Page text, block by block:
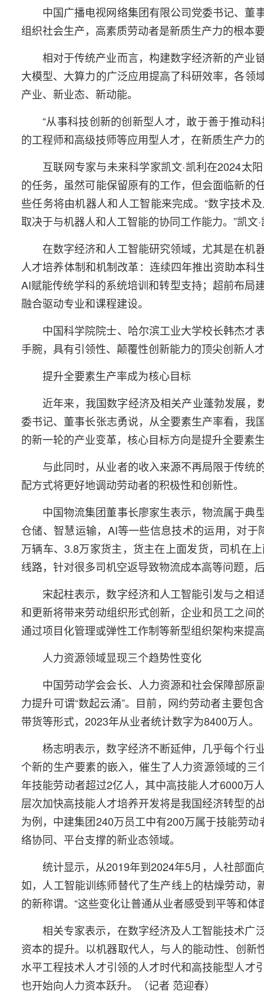
中国广播电视网络集团有限公司党委书记、董
组织社会生产，高素质劳动者是新质生产力的根本
相对于传统产业而言，构建数字经济新的产业
大模型、大算力的广泛应用提高了科研效率，各
产业、新业态、新动能。
“从事科技创新的创新型人才，敢于善于推动
的工程师和高级技师等应用型人才，在新质生产力
互联网专家与未来科学家凯文·凯利在2024太
的任务，虽然可能保留原有的工作，但会面临新
些任务将由机器人和人工智能来完成。“数字技术
取决于与机器人和人工智能的协同工作能力。”凯文
在数字经济和人工智能研究领域，尤其是在机
人才培养体制和机制改革：连续四年推出资助本科
AI赋能传统学科的系统培训和转型支持；超前布局
融合驱动专业和课程建设。
中国科学院院士、哈尔滨工业大学校长韩杰才
手腕，具有引领性、颠覆性创新能力的顶尖创新人
提升全要素生产率成为核心目标
近年来，我国数字经济及相关产业蓬勃发展，
委书记、董事长张志勇说，从全要素生产率看，我
的新一轮的产业变革，核心目标方向是提升全要素
与此同时，从业者的收入来源不再局限于传统
配方式将更好地调动劳动者的积极性和创新性。
中国物流集团董事长廖家生表示，物流属于典
仓储、智慧运输，AI等一些信息技术的运用，对
万辆车、3.8万家货主，货主在上面发货，司机在
线路，针对很多司机空返导致物流成本高等问题，
宋起柱表示，数字经济和人工智能引发与之相
和更新将带来劳动组织形式创新，企业和员工之间
通过项目化管理或弹性工作制等新型组织架构来提
人力资源领域显现三个趋势性变化
中国劳动学会会长、人力资源和社会保障部原
力提升可谓“数起云涌”。目前，网约劳动者主要
带货等形式，2023年从业者统计数字为8400万人。
杨志明表示，数字经济不断延伸，几乎每个行
个新的生产要素的嵌入，催生了人力资源领域的三
年技能劳动者超过2亿人，其中高技能人才6000万
层次加快高技能人才培养开发将是我国经济转型
为例，中建集团240万员工中有200万属于技能劳
络协同、平台支撑的新业态领域。
统计显示，从2019年到2024年5月，人社部面
如，人工智能训练师替代了生产线上的枯燥劳动，
的新称谓。“这些变化让普通从业者感受到平等和
相关专家表示，在数字经济及人工智能技术广
资本的提升。以机器取代人，与人的能动性、创新
水平工程技术人才引领的人才时代和高技能型人
也开始向人力资本跃升。（记者 范迎春）